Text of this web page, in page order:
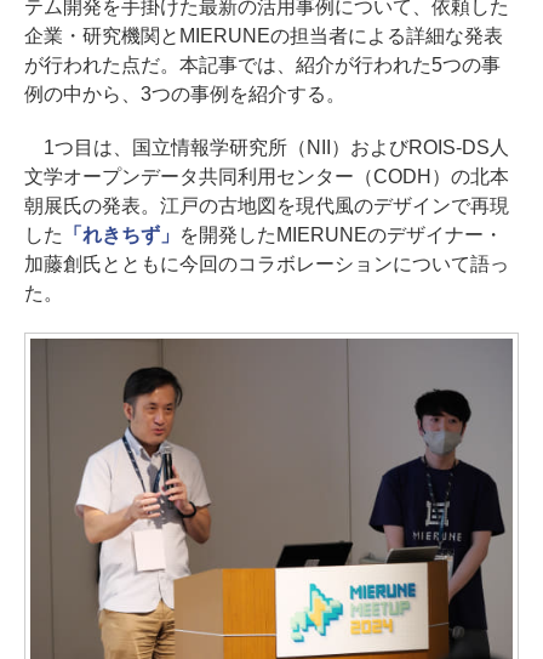
テム開発を手掛けた最新の活用事例について、依頼した
企業・研究機関とMIERUNEの担当者による詳細な発表
が行われた点だ。本記事では、紹介が行われた5つの事
例の中から、3つの事例を紹介する。
1つ目は、国立情報学研究所（NII）およびROIS-DS人
文学オープンデータ共同利用センター（CODH）の北本
朝展氏の発表。江戸の古地図を現代風のデザインで再現
した
「れきちず」
を開発したMIERUNEのデザイナー・
加藤創氏とともに今回のコラボレーションについて語っ
た。